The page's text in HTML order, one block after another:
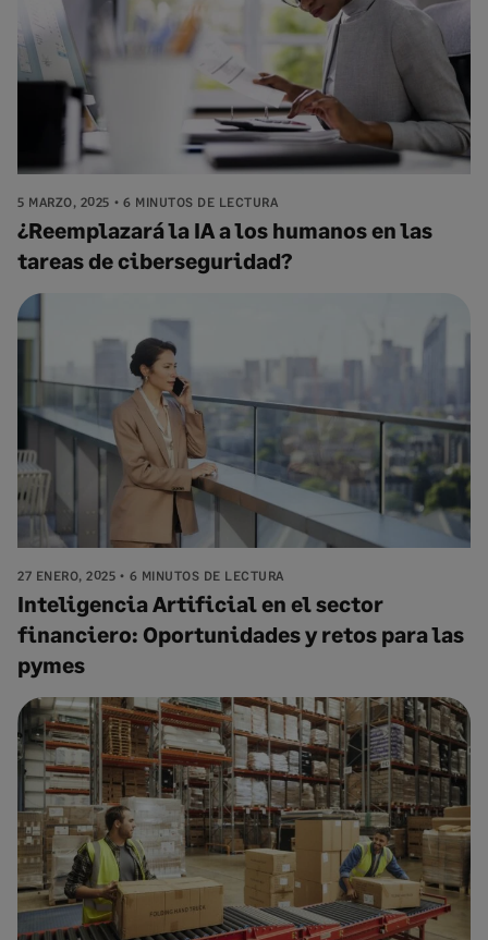
5 MARZO, 2025 6 MINUTOS DE LECTURA
¿Reemplazará la IA a los humanos en las
tareas de ciberseguridad?
27 ENERO, 2025 6 MINUTOS DE LECTURA
Inteligencia Artificial en el sector
financiero: Oportunidades y retos para las
pymes